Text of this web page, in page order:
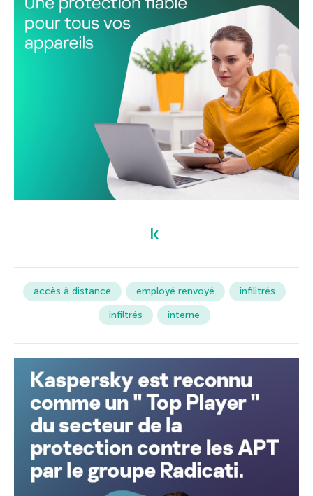
accès à distance employé renvoyé
infilitrés
infiltrés
interne